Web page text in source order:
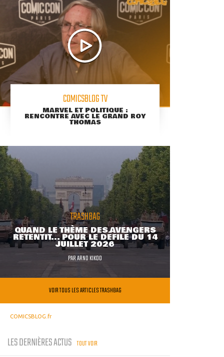
COMICSBLOG TV
MARVEL ET POLITIQUE :
RENCONTRE AVEC LE GRAND ROY
THOMAS
TRASHBAG
QUAND LE THÈME DES AVENGERS
RETENTIT... POUR LE DÉFILÉ DU 14
JUILLET 2026
PARARNO KIKOO
VOIR TOUS LES ARTICLES TRASHBAG
COMICSBLOG.fr
LES DERNIÈRES ACTUS TOUT VOIR